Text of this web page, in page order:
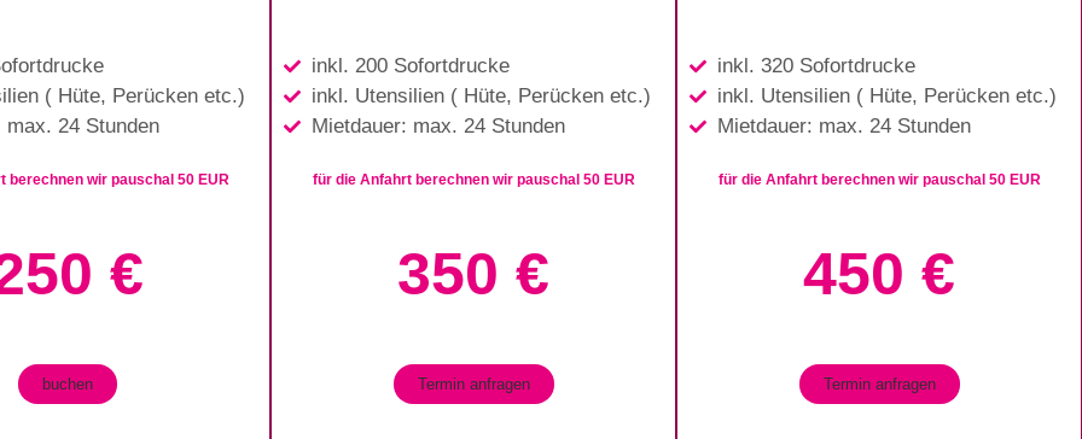
( Hüte, Perücken etc.)
max. 24 Stunden
berechnen wir pauschal 50 EUR
€
buchen
inkl. 200 Sofortdrucke
inkl. Utensilien ( Hüte, Perücken etc.)
Mietdauer: max. 24 Stunden
für die Anfahrt berechnen wir pauschal 50 EUR
350 €
Termin anfragen
inkl. 320 Sofortdrucke
inkl. Utensilien ( Hüte, Perücken etc.)
Mietdauer: max. 24 Stunden
für die Anfahrt berechnen wir pauschal 50 EUR
450 €
Termin anfragen